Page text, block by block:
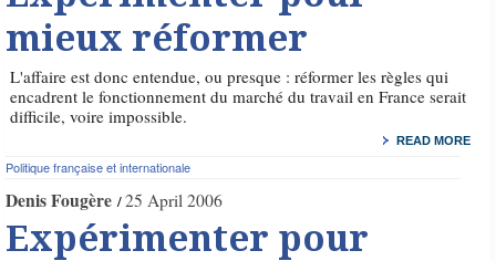
mieux réformer
L'affaire est donc entendue, ou presque : réformer les règles qui
encadrent le fonctionnement du marché du travail en France serait
difficile, voire impossible.
READ MORE
Politique française et internationale
Denis Fougère 25 April 2006
Expérimenter pour